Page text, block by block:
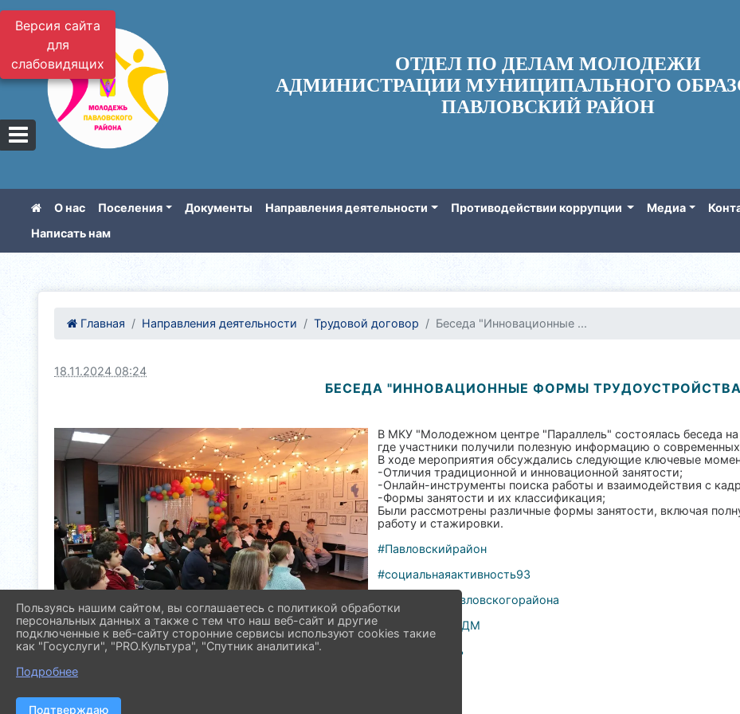
Версия сайта
для
слабовидящих
ОТДЕЛ ПО ДЕЛАМ МОЛОДЕЖИ
АДМИНИСТРАЦИИ МУНИЦИПАЛЬНОГО
ПАВЛОВСКИЙ РАЙОН
О нас Поселения Документы Направления деятельности Противодействии коррупции Медиа
Написать нам
Главная Направления деятельности Трудовой договор Беседа "Инновационные ...
18.11.2024 08:24
БЕСЕДА "ИННОВАЦИОННЫЕ ФОРМЫ
В МКУ "Молодежном центре "Параллель" состоялась беседа
где участники получили полезную информацию о
В ходе мероприятия обсуждались следующие ключевые
-Отличия традиционной и инновационной занятости;
-Онлайн-инструменты поиска работы и взаимодействия с
-Формы занятости и их классификация;
Были рассмотрены различные формы занятости, включая
работу и стажировки.
#Павловскийрайон
#социальнаяактивность93
#МолодежьПавловскогорайона
#ПавловскийОДМ
#МЦПараллель
Пользуясь нашим сайтом, вы соглашаетесь с политикой обработки
персональных данных а также с тем что наш веб-сайт и другие
подключенные к веб-сайту сторонние сервисы используют cookies такие
как "Госуслуги", "PRO.Культура", "Спутник аналитика".
Подробнее
Подтверждаю